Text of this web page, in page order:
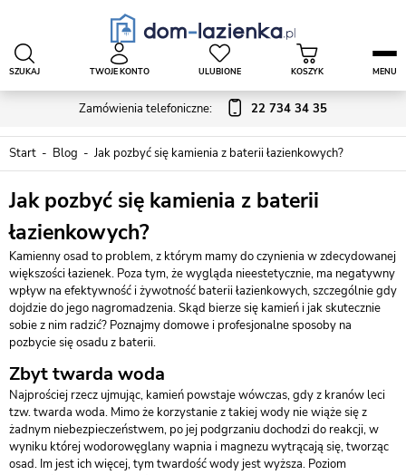
Zamówienia telefoniczne: 22 734 34 35
SZUKAJ TWOJE KONTO ULUBIONE KOSZYK MENU
Start Blog Jak pozbyć się kamienia z baterii łazienkowych?
Jak pozbyć się kamienia z baterii
łazienkowych?
Kamienny osad to problem, z którym mamy do czynienia w zdecydowanej
większości łazienek. Poza tym, że wygląda nieestetycznie, ma negatywny
wpływ na efektywność i żywotność baterii łazienkowych, szczególnie gdy
dojdzie do jego nagromadzenia. Skąd bierze się kamień i jak skutecznie
sobie z nim radzić? Poznajmy domowe i profesjonalne sposoby na
pozbycie się osadu z baterii.
Zbyt twarda woda
Najprościej rzecz ujmując, kamień powstaje wówczas, gdy z kranów leci
tzw. twarda woda. Mimo że korzystanie z takiej wody nie wiąże się z
żadnym niebezpieczeństwem, po jej podgrzaniu dochodzi do reakcji, w
wyniku której wodorowęglany wapnia i magnezu wytrącają się, tworząc
osad. Im jest ich więcej, tym twardość wody jest wyższa. Poziom